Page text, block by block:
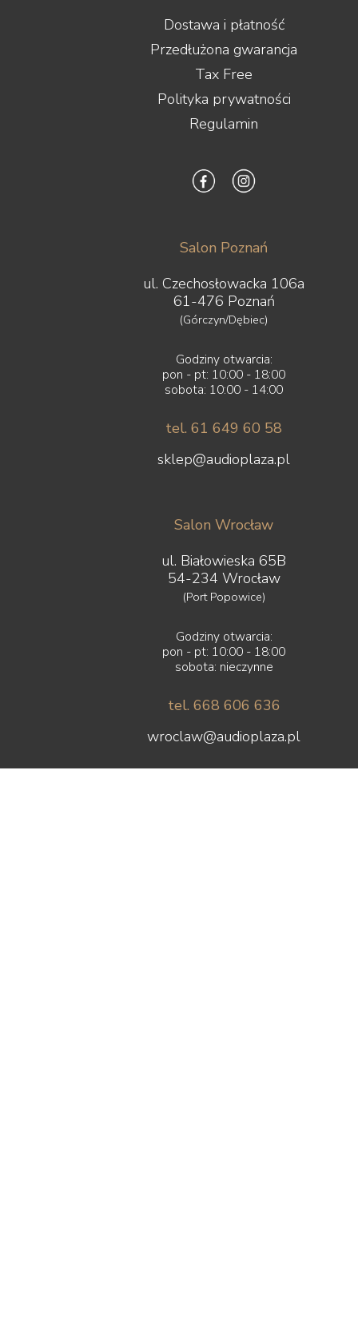
Dostawa i płatność
Przedłużona gwarancja
Tax Free
Polityka prywatności
Regulamin
Salon Poznań
ul. Czechosłowacka 106a
61-476 Poznań
(Górczyn/Dębiec)
Godziny otwarcia:
pon - pt: 10:00 - 18:00
sobota: 10:00 - 14:00
tel. 61 649 60 58
sklep@audioplaza.pl
Salon Wrocław
ul. Białowieska 65B
54-234 Wrocław
(Port Popowice)
Godziny otwarcia:
pon - pt: 10:00 - 18:00
sobota: nieczynne
tel. 668 606 636
wroclaw@audioplaza.pl